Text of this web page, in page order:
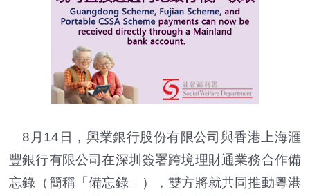
8月14日，興業銀行股份有限公司與香港上海滙
豐銀行有限公司在深圳簽署跨境理財通業務合作備
忘錄（簡稱「備忘錄」），雙方將就共同推動粵港